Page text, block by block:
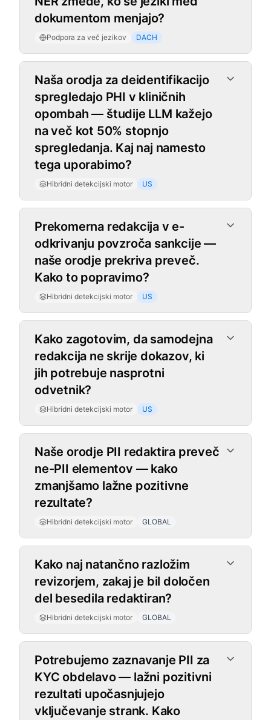
dokumentom menjajo?
Podpora za več jezikov DACH
Hibridni detekcijski motor
Naša orodja za deidentifikacijo
spregledajo PHI v kliničnih
opombah — študije LLM kažejo
na več kot 50% stopnjo
spregledanja. Kaj naj namesto
tega uporabimo?
Hibridni detekcijski motor US
Prekomerna redakcija v e-
odkrivanju povzroča sankcije —
naše orodje prekriva preveč.
Kako to popravimo?
Hibridni detekcijski motor US
Kako zagotovim, da samodejna
redakcija ne skrije dokazov, ki
jih potrebuje nasprotni
odvetnik?
Hibridni detekcijski motor US
Naše orodje PII redaktira preveč
ne-PII elementov — kako
zmanjšamo lažne pozitivne
rezultate?
Hibridni detekcijski motor GLOBAL
Kako naj natančno razložim
revizorjem, zakaj je bil določen
del besedila redaktiran?
Hibridni detekcijski motor GLOBAL
Potrebujemo zaznavanje PII za
KYC obdelavo — lažni pozitivni
rezultati upočasnjujejo
vključevanje strank. Kako